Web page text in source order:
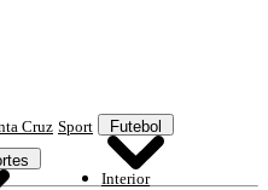
Cruz Sport Futebol
Interior